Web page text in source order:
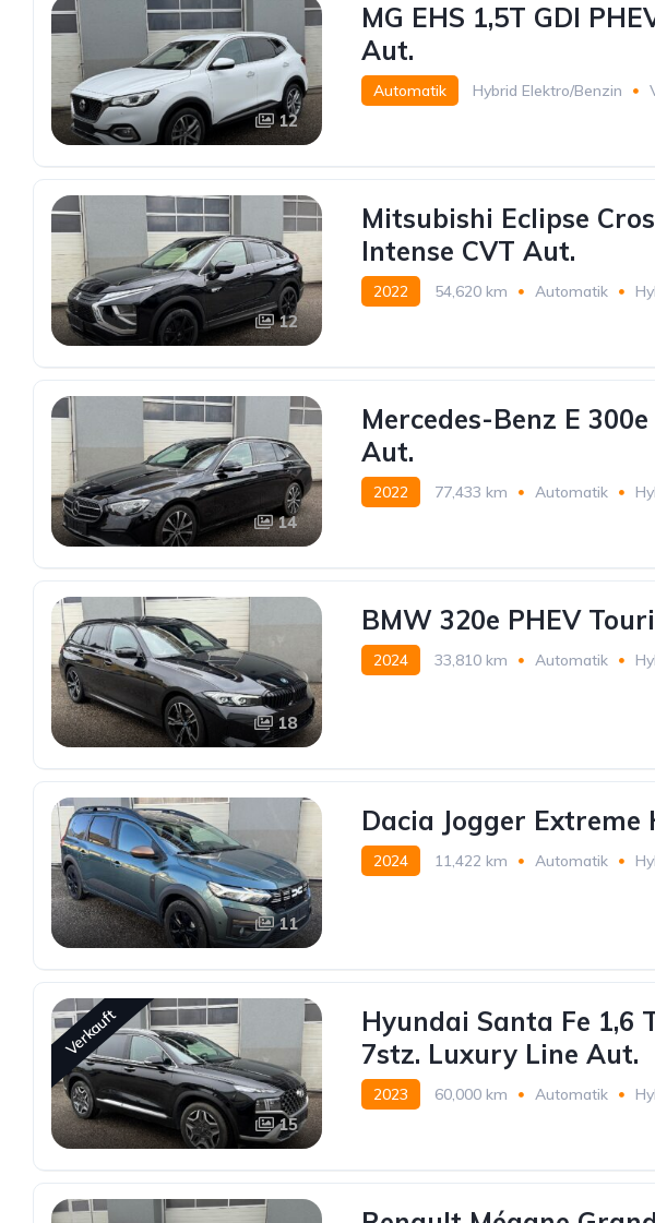
12
MG EHS 1,5T GDI
Aut.
Automatik Hybrid Elektro/Benzin
12
Mitsubishi Eclipse
Intense CVT Aut.
2022 54,620 km Automatik
14
Mercedes-Benz E
Aut.
2022 77,433 km Automatik
18
BMW 320e PHEV
2024 33,810 km Automatik
11
Dacia Jogger
2024 11,422 km Automatik
Verkauft
15
Hyundai Santa Fe 1,6
7stz. Luxury Line Aut.
2023 60,000 km Automatik